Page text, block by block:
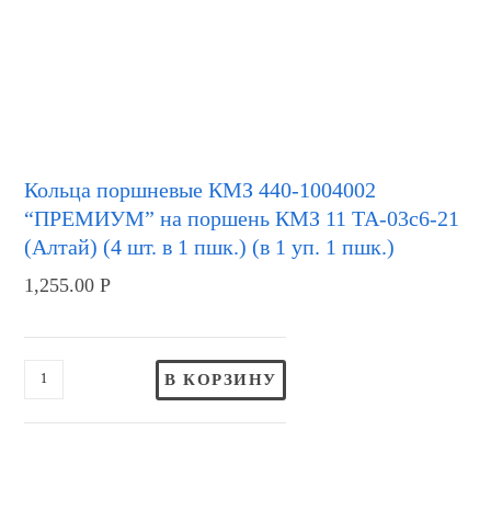
Кольца поршневые КМЗ 440-1004002
“ПРЕМИУМ” на поршень КМЗ 11 ТА-03с6-21
(Алтай) (4 шт. в 1 пшк.) (в 1 уп. 1 пшк.)
1,255.00Р
В КОРЗИНУ